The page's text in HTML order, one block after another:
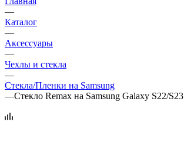
—
Каталог
—
Аксессуары
—
Чехлы и стекла
—
Стекла/Пленки на Samsung
—Стекло Remax на Samsung Galaxy S22/S23